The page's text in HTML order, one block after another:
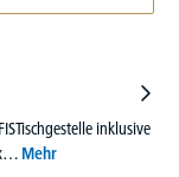
inklusive
Mehr